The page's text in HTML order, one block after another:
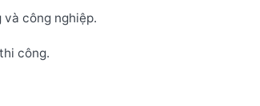
và công nghiệp.
công.